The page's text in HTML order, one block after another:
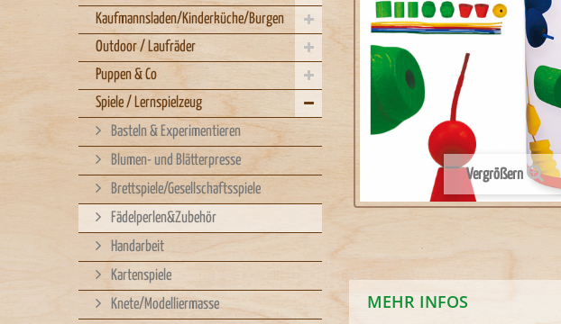
Kaufmannsladen/Kinderküche/Burgen
Outdoor / Laufräder
Puppen & Co
Spiele / Lernspielzeug
Basteln & Experimentieren
Blumen- und Blätterpresse
Brettspiele/Gesellschaftsspiele
Fädelperlen&Zubehör
Handarbeit
Kartenspiele
Knete/Modelliermasse
Vergrößern
MEHR INFOS